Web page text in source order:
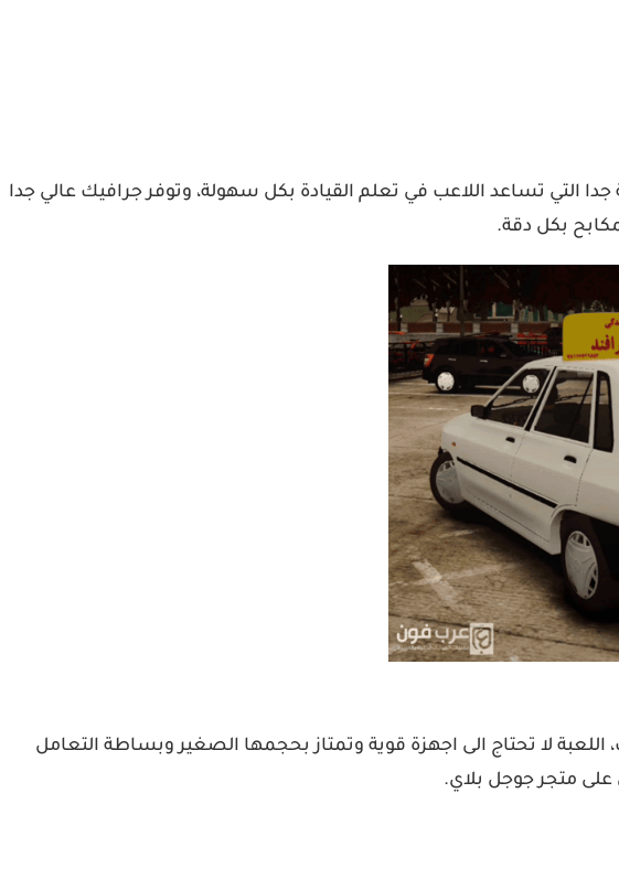
جدا التي تساعد اللاعب في تعلم القيادة بكل سهولة، وتوفر جرافيك عالي جدا
بكل دقة.
لا تحتاج الى اجهزة قوية وتمتاز بحجمها الصغير وبساطة التعامل
على متجر جوجل بلاي.